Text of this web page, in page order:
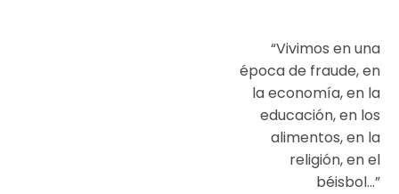
“Vivimos en una
época de fraude, en
la economía, en la
educación, en los
alimentos, en la
religión, en el
béisbol…”